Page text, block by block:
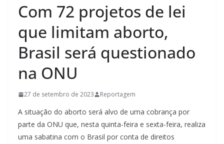
Com 72 projetos de lei
que limitam aborto,
Brasil será questionado
na ONU
27 de setembro de 2023 Reportagem
A situação do aborto será alvo de uma cobrança por
parte da ONU que, nesta quinta-feira e sexta-feira, realiza
uma sabatina com o Brasil por conta de direitos